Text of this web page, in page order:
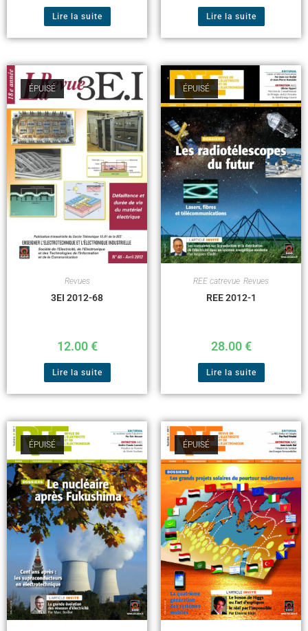
Lire la suite Lire la suite
ÉPUISÉ
Revues
3EI 2012-68
12.00€
Lire la suite
ÉPUISÉ
REE catrevue Revues
REE 2012-1
28.00€
Lire la suite
ÉPUISÉ ÉPUISÉ